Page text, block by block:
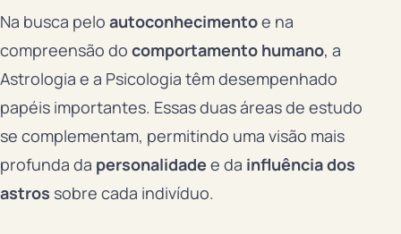
Na busca pelo autoconhecimentoe na
compreensão do comportamento humano, a
Astrologia e a Psicologia têm desempenhado
papéis importantes. Essas duas áreas de estudo
se complementam, permitindo uma visão mais
profunda da personalidade e da influência dos
astros sobre cada indivíduo.